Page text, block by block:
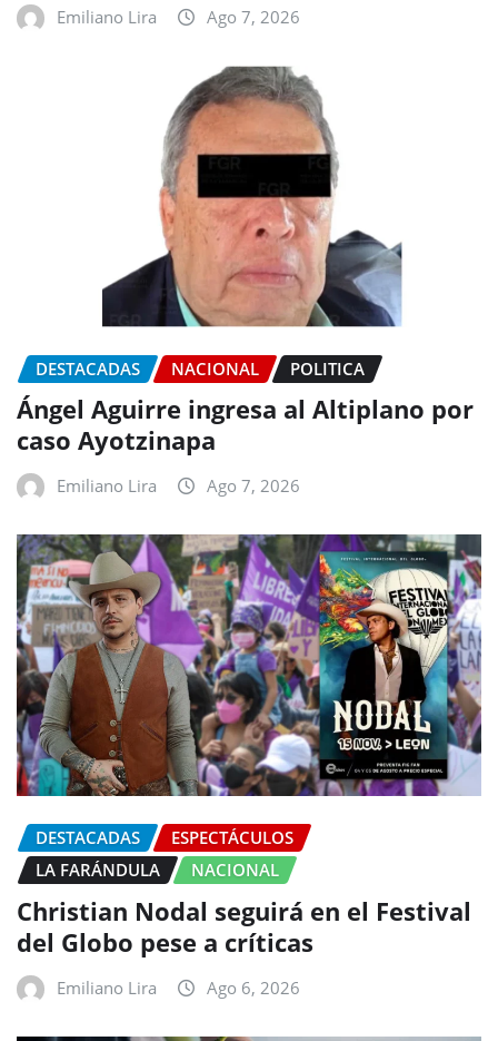
Emiliano Lira Ago 7, 2026
DESTACADAS NACIONAL POLITICA
Ángel Aguirre ingresa al Altiplano por
caso Ayotzinapa
Emiliano Lira Ago 7, 2026
DESTACADAS
ESPECTÁCULOS
LA FARÁNDULA
NACIONAL
Christian Nodal seguirá en el Festival
del Globo pese a críticas
Emiliano Lira Ago 6, 2026